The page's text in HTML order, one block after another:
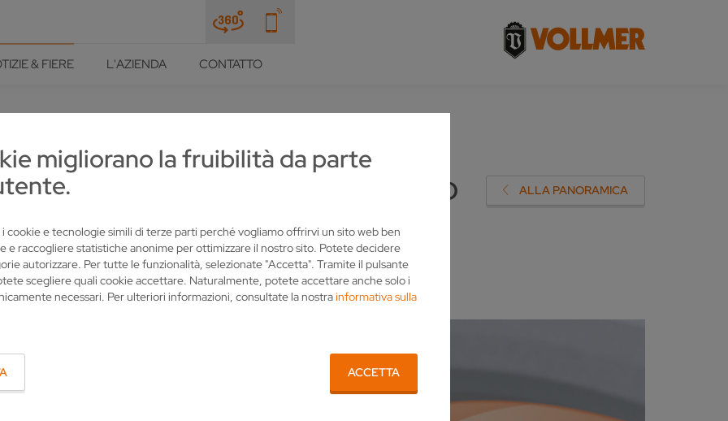
migliorano la fruibilità da parte
i cookie e tecnologie simili di terze parti perché vogliamo offrirvi un sito web ben
e raccogliere statistiche anonime per ottimizzare il nostro sito. Potete decidere
autorizzare. Per tutte le funzionalità, selezionate "Accetta". Tramite il pulsante
scegliere quali cookie accettare. Naturalmente, potete accettare anche solo i
necessari. Per ulteriori informazioni, consultate la nostrainformativa sulla
ACCETTA
& FIERE L'AZIENDA CONTATTO
ZEITSCHRIFT FERTIGUNG: VGRIND
ALLA PANORAMICA